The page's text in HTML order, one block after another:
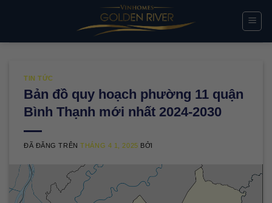
TIN TỨC
Bản đồ quy hoạch phường 11 quận
Bình Thạnh mới nhất 2024-2030
ĐÃ ĐĂNG TRÊNTHÁNG 4 1, 2025 BỞI